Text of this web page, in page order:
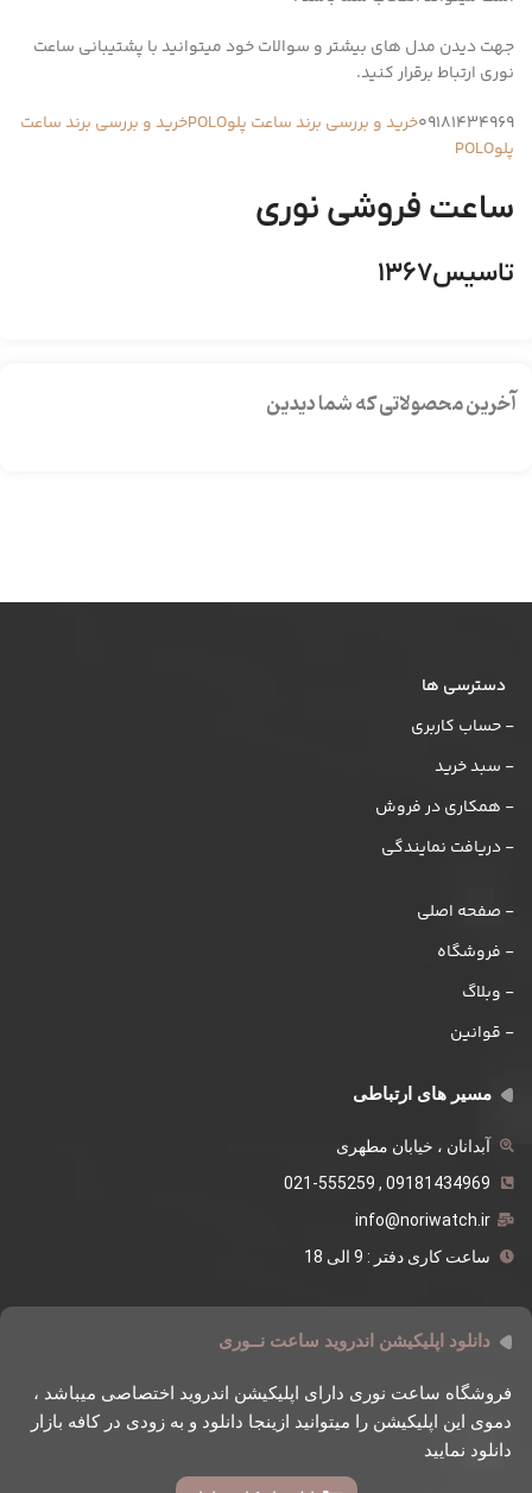
جهت دیدن مدل های بیشتر و سوالات خود میتوانید با پشتیبانی ساعت
نوری ارتباط برقرار کنید.
09181434969خرید و بررسی برند ساعت پلوPOLO
خرید و بررسی برند ساعت
پلوPOLO
ساعت فروشی نوری
تاسیس۱۳۶۷
آخرین محصولاتی که شما دیدین
دسترسی ها
- حساب کاربری
- سبد خرید
- همکاری در فروش
- دریافت نمایندگی
- صفحه اصلی
- فروشگاه
- وبلاگ
- قوانین
مسیر های ارتباطی
آبدانان ، خیابان مطهری
09181434969 , 021-555259
info@noriwatch.ir
ساعت کاری دفتر : 9 الی 18
دانلود اپلیکیشن اندروید ساعت نــوری
فروشگاه ساعت نوری دارای اپلیکیشن اندروید اختصاصی میباشد ،
دموی این اپلیکیشن را میتوانید ازینجا دانلود و به زودی در کافه بازار
دانلود نمایید